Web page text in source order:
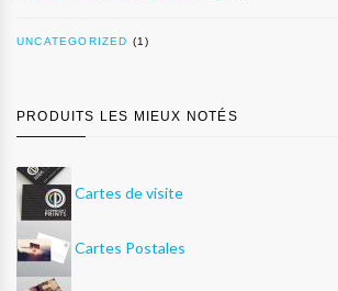
UNCATEGORIZED (1)
PRODUITS LES MIEUX NOTÉS
Cartes de visite
Cartes Postales